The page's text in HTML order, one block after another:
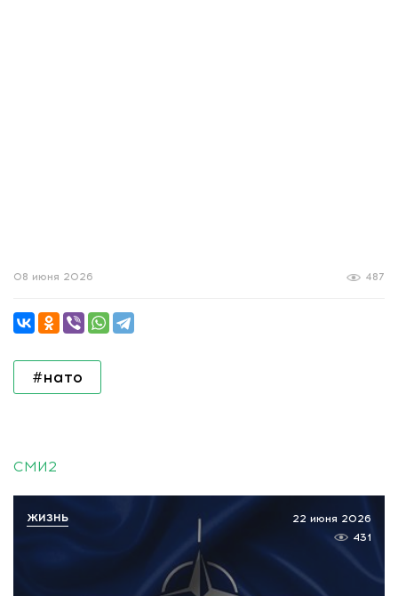
487
08 июня 2026
#нато
СМИ2
22 июня 2026
431
ЖИЗНЬ